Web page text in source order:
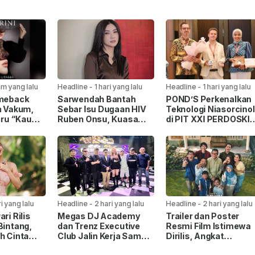
yang lalu
“Kau
Headline - 1 hari yang lalu
Sarwendah Bantah
Sebar Isu Dugaan HIV
Ruben Onsu, Kuasa
Headline - 1 hari yang lalu
POND’S Perkenalkan
Teknologi Niasorcinol
di PIT XXI PERDOSKI
“Real Glow” Berbasis
Sains
yang lalu
Rilis
Cinta
Headline - 2 hari yang lalu
Megas DJ Academy
dan Trenz Executive
Club Jalin Kerja Sama,
Headline - 2 hari yang lalu
Trailer dan Poster
Resmi Film Istimewa
Dirilis, Angkat